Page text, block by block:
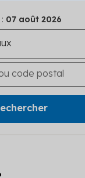
07 août 2026